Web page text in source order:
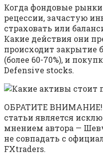
Когда фондовые
рецессии, зачастую
страховать или
Какие действия они
происходит закрытие
(более 60-70%), и
Defensive stocks.
ОБРАТИТЕ ВНИМАНИЕ!
статьи является
мнением автора —
не совпадать с
FXtraders.